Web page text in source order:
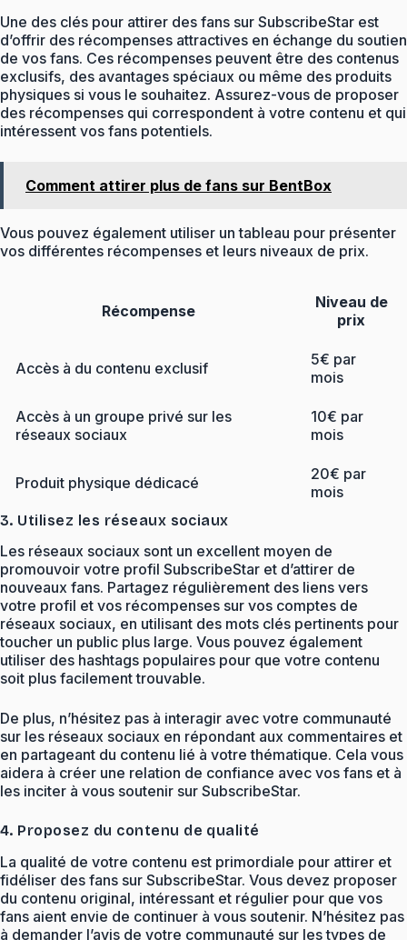
Une des clés pour attirer des fans sur SubscribeStar est
d’offrir des récompenses attractives en échange du soutien
de vos fans. Ces récompenses peuvent être des contenus
exclusifs, des avantages spéciaux ou même des produits
physiques si vous le souhaitez. Assurez-vous de proposer
des récompenses qui correspondent à votre contenu et qui
intéressent vos fans potentiels.
Comment attirer plus de fans sur BentBox
Vous pouvez également utiliser un tableau pour présenter
vos différentes récompenses et leurs niveaux de prix.
Récompense
Niveau de
prix
Accès à du contenu exclusif
5€ par
mois
Accès à un groupe privé sur les
réseaux sociaux
10€ par
mois
Produit physique dédicacé
20€ par
mois
3. Utilisez les réseaux sociaux
Les réseaux sociaux sont un excellent moyen de
promouvoir votre profil SubscribeStar et d’attirer de
nouveaux fans. Partagez régulièrement des liens vers
votre profil et vos récompenses sur vos comptes de
réseaux sociaux, en utilisant des mots clés pertinents pour
toucher un public plus large. Vous pouvez également
utiliser des hashtags populaires pour que votre contenu
soit plus facilement trouvable.
De plus, n’hésitez pas à interagir avec votre communauté
sur les réseaux sociaux en répondant aux commentaires et
en partageant du contenu lié à votre thématique. Cela vous
aidera à créer une relation de confiance avec vos fans et à
les inciter à vous soutenir sur SubscribeStar.
4. Proposez du contenu de qualité
La qualité de votre contenu est primordiale pour attirer et
fidéliser des fans sur SubscribeStar. Vous devez proposer
du contenu original, intéressant et régulier pour que vos
fans aient envie de continuer à vous soutenir. N’hésitez pas
à demander l’avis de votre communauté sur les types de